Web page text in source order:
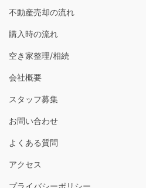
不動産売却の流れ
購入時の流れ
空き家整理/相続
会社概要
スタッフ募集
お問い合わせ
よくある質問
アクセス
プライバシーポリシー